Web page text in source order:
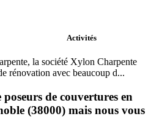
Activités
la société Xylon Charpente
rénovation avec beaucoup d...
de couvertures en
(38000) mais nous vous